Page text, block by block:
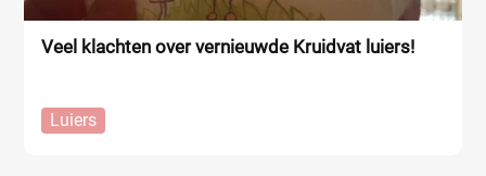
Veel klachten over vernieuwde Kruidvat luiers!
Luiers